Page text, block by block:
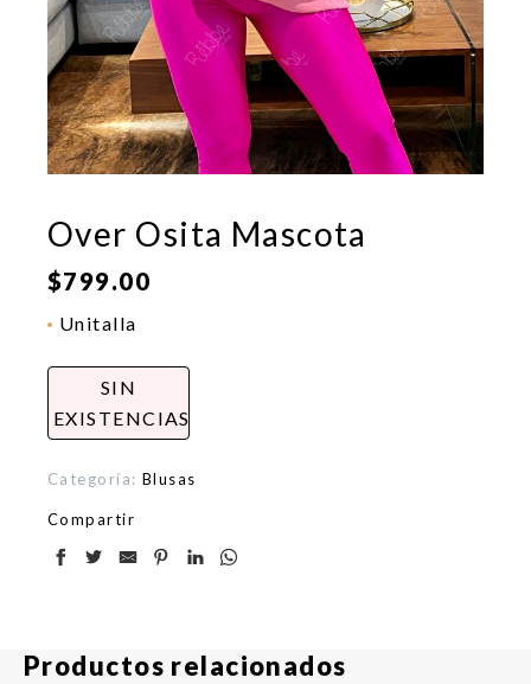
Over Osita Mascota
$799.00
Unitalla
SIN
EXISTENCIAS
Categoría: Blusas
Compartir
Productos relacionados